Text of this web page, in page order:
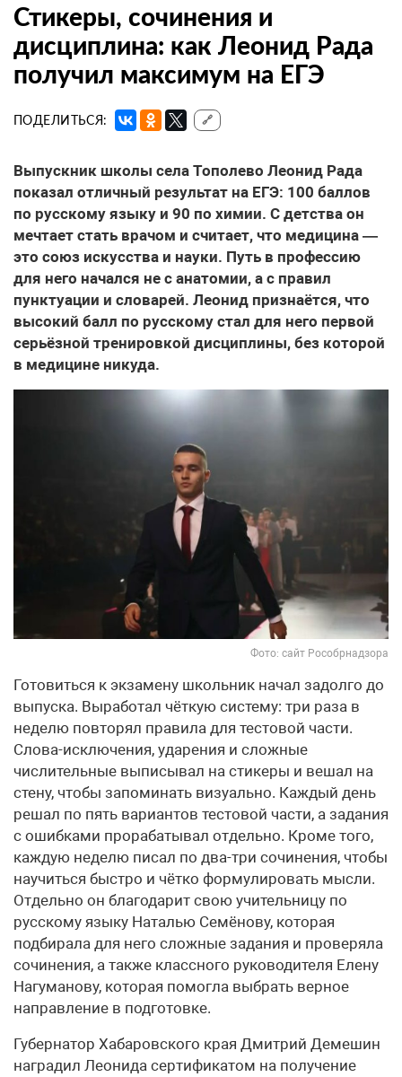
Стикеры, сочинения и
дисциплина: как Леонид Рада
получил максимум на ЕГЭ
ПОДЕЛИТЬСЯ: 🔗
Выпускник школы села Тополево Леонид Рада
показал отличный результат на ЕГЭ: 100 баллов
по русскому языку и 90 по химии. С детства он
мечтает стать врачом и считает, что медицина —
это союз искусства и науки. Путь в профессию
для него начался не с анатомии, а с правил
пунктуации и словарей. Леонид признаётся, что
высокий балл по русскому стал для него первой
серьёзной тренировкой дисциплины, без которой
в медицине никуда.
Фото: сайт Рособрнадзора
Готовиться к экзамену школьник начал задолго до
выпуска. Выработал чёткую систему: три раза в
неделю повторял правила для тестовой части.
Слова-исключения, ударения и сложные
числительные выписывал на стикеры и вешал на
стену, чтобы запоминать визуально. Каждый день
решал по пять вариантов тестовой части, а задания
с ошибками прорабатывал отдельно. Кроме того,
каждую неделю писал по два-три сочинения, чтобы
научиться быстро и чётко формулировать мысли.
Отдельно он благодарит свою учительницу по
русскому языку Наталью Семёнову, которая
подбирала для него сложные задания и проверяла
сочинения, а также классного руководителя Елену
Нагуманову, которая помогла выбрать верное
направление в подготовке.
Губернатор Хабаровского края Дмитрий Демешин
наградил Леонида сертификатом на получение